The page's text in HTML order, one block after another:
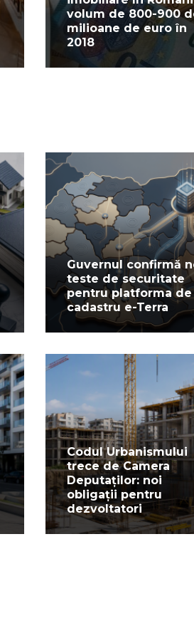
volum de 800-900
milioane de euro în
2018
Guvernul confirmă
teste de securitate
pentru platforma de
cadastru e-Terra
Codul Urbanismului
trece de Camera
Deputaților: noi
obligații pentru
dezvoltatori